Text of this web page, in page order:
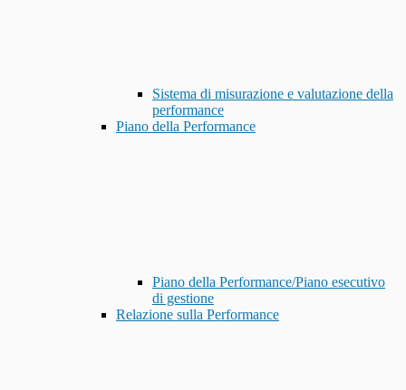
Sistema di misurazione e valutazione della
performance
Piano della Performance
Piano della Performance/Piano esecutivo
di gestione
Relazione sulla Performance